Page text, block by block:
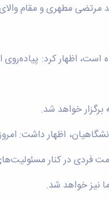
مرتضی مطهری و مقام
است، اظهار کرد:
برگزار خواهد شد.
اظهار داشت:
فردی در کنار